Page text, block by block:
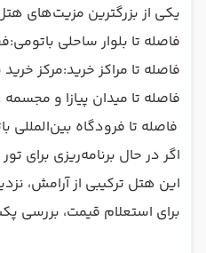
یکی از بزرگترین مزیت‌های
فاصله تا بلوار ساحلی
فاصله تا مراکز خرید:مرکز
فاصله تا میدان پیازا و مجسمه علی و
فاصله تا فرودگاه بین‌المللی باتومی:حدود ۵ الی ۷ کیلومتر (کمی
اگر در حال برنامه‌ریزی
این هتل ترکیبی از آرامش،
برای استعلام قیمت، بررسی